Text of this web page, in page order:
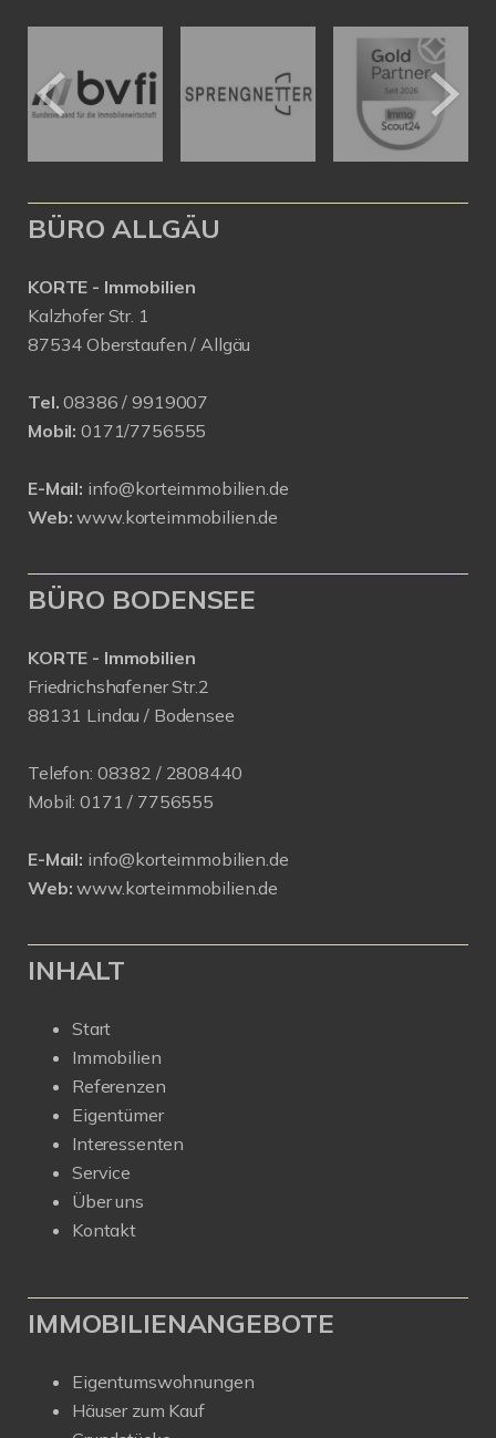
BÜRO ALLGÄU
KORTE - Immobilien
Kalzhofer Str. 1
87534 Oberstaufen / Allgäu
Tel. 08386 / 9919007
Mobil: 0171/7756555
E-Mail: info@korteimmobilien.de
Web: www.korteimmobilien.de
BÜRO BODENSEE
KORTE - Immobilien
Friedrichshafener Str.2
88131 Lindau / Bodensee
Telefon: 08382 / 2808440
Mobil: 0171 / 7756555
E-Mail: info@korteimmobilien.de
Web: www.korteimmobilien.de
INHALT
Start
Immobilien
Referenzen
Eigentümer
Interessenten
Service
Über uns
Kontakt
IMMOBILIENANGEBOTE
Eigentumswohnungen
Häuser zum Kauf